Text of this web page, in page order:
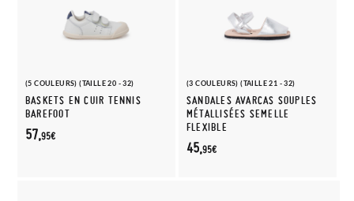
(5 COULEURS) (TAILLE 20 - 32)
BASKETS EN CUIR TENNIS
BAREFOOT
57,95€
(3 COULEURS) (TAILLE 21 - 32)
SANDALES AVARCAS SOUPLES
MÉTALLISÉES SEMELLE
FLEXIBLE
45,95€